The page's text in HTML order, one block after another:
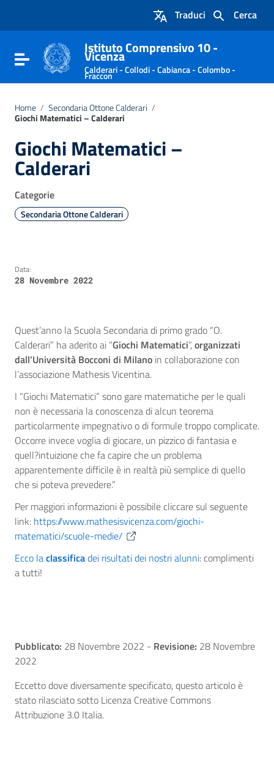
Vai al footer
Cerca
Traduci
Attiva / disattiva la navigazione
Istituto Comprensivo 10 -
Vicenza
Calderari - Collodi - Cabianca - Colombo -
Fraccon
Home / Secondaria Ottone Calderari /
Giochi Matematici – Calderari
Giochi Matematici –
Calderari
Categorie
Secondaria Ottone Calderari
Data:
28 Novembre 2022
Quest’anno la Scuola Secondaria di primo grado “O.
Calderari” ha aderito ai “Giochi Matematici“,organizzati
dall’Università Bocconi di Milano in collaborazione con
l’associazione Mathesis Vicentina.
I “Giochi Matematici” sono gare matematiche per le quali
non è necessaria la conoscenza di alcun teorema
particolarmente impegnativo o di formule troppo complicate.
Occorre invece voglia di giocare, un pizzico di fantasia e
quell?intuizione che fa capire che un problema
apparentemente difficile è in realtà più semplice di quello
che si poteva prevedere.”
Per maggiori informazioni è possibile cliccare sul seguente
link: https://www.mathesisvicenza.com/giochi-
matematici/scuole-medie/
Ecco laclassificadei risultati dei nostri alunni: complimenti
a tutti!
Pubblicato: 28 Novembre 2022 - Revisione: 28 Novembre
2022
Eccetto dove diversamente specificato, questo articolo è
stato rilasciato sotto Licenza Creative Commons
Attribuzione 3.0 Italia.